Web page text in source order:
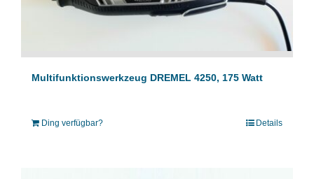
Multifunktionswerkzeug DREMEL 4250, 175 Watt
Ding verfügbar? Details